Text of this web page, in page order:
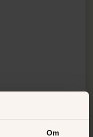
Om